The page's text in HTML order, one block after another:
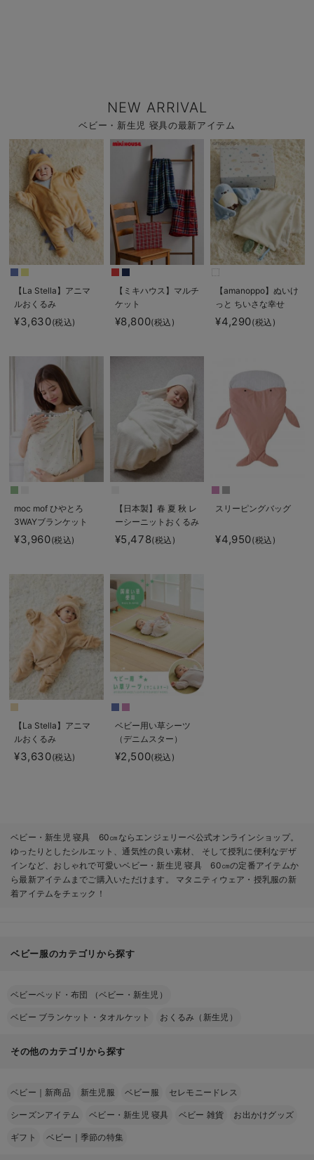
NEW ARRIVAL
ベビー・新生児 寝具の最新アイテム
【La Stella】アニマ
ルおくるみ
¥3,630(税込)
【ミキハウス】マルチ
ケット
¥8,800(税込)
【amanoppo】ぬいけ
っと ちいさな幸せ
¥4,290(税込)
moc mof ひやとろ
3WAYブランケット
¥3,960(税込)
【日本製】春 夏 秋 レ
ーシーニットおくるみ
¥5,478(税込)
スリーピングバッグ
¥4,950(税込)
【La Stella】アニマ
ルおくるみ
¥3,630(税込)
ベビー用い草シーツ
（デニムスター）
¥2,500(税込)
ベビー・新生児 寝具 60㎝ならエンジェリーベ公式オンラインショップ。
ゆったりとしたシルエット、通気性の良い素材、 そして授乳に便利なデザ
インなど、おしゃれで可愛いベビー・新生児 寝具 60㎝の定番アイテムか
ら最新アイテムまでご購入いただけます。 マタニティウェア・授乳服の新
着アイテムをチェック！
ベビー服のカテゴリから探す
ベビーベッド・布団 （ベビー・新生児）
ベビー ブランケット・タオルケット おくるみ（新生児）
その他のカテゴリから探す
ベビー｜新商品 新生児服 ベビー服 セレモニードレス
シーズンアイテム ベビー・新生児 寝具 ベビー 雑貨 お出かけグッズ
ギフト ベビー｜季節の特集